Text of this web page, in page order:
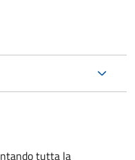
tutta la